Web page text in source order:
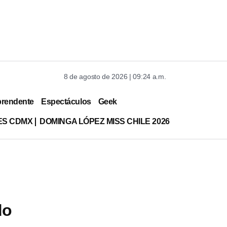
8 de agosto de 2026 | 09:24 a.m.
Espectáculos Geek
CDMX DOMINGA LÓPEZ MISS CHILE 2026